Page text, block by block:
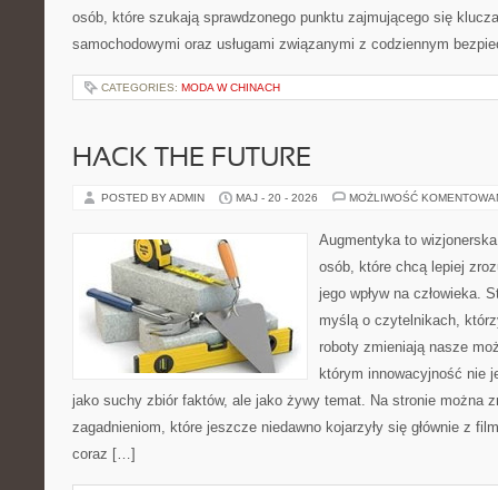
osób, które szukają sprawdzonego punktu zajmującego się
samochodowymi oraz usługami związanymi z codziennym
CATEGORIES: MODA W CHINACH
HACK THE FUTURE
POSTED BY ADMIN MAJ - 20 - 2026 MOŻLIWOŚĆ
Augmentyka to
osób, które chcą lepiej
jego wpływ na człowieka.
myślą o czytelnikach,
roboty zmieniają nasze
którym innowacyjność nie
jako suchy zbiór faktów, ale jako żywy temat. Na stronie można
zagadnieniom, które jeszcze niedawno kojarzyły się głównie z
coraz […]